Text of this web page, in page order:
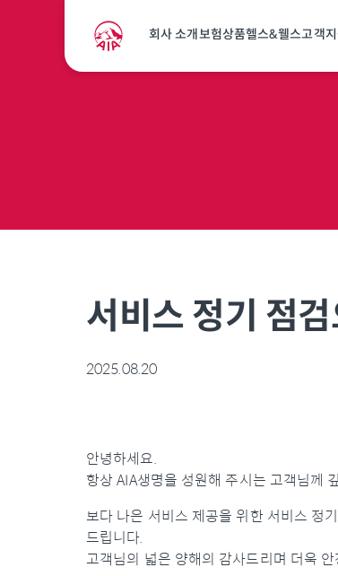
회사 소개보험상품헬스&웰스고객
공지사항
서비스 정기 점
2025.08.20
안녕하세요.
항상 AIA생명을 성원해 주시는 고객님께
보다 나은 서비스 제공을 위한 서비스 정
드립니다.
고객님의 넓은 양해의 감사드리며 더욱